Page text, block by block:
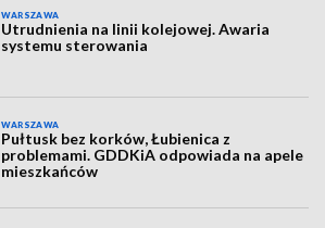
WARSZAWA
Utrudnienia na linii kolejowej. Awaria
systemu sterowania
WARSZAWA
Pułtusk bez korków, Łubienica z
problemami. GDDKiA odpowiada na apele
mieszkańców